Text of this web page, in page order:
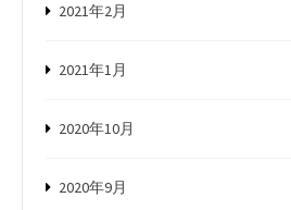
2021年2月
2021年1月
2020年10月
2020年9月